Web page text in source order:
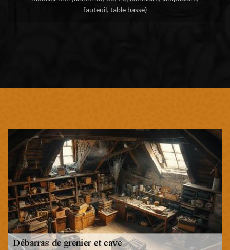
fauteuil, table basse)